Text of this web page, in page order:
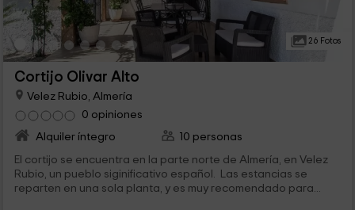
26 Fotos
Cortijo Olivar Alto
Velez Rubio, Almería
0 opiniones
Alquiler íntegro
10 personas
El cortijo se encuentra en la parte norte de Almería, en Velez
Rubio, un pueblo siginificativo español. Las estancias se
reparten en una sola planta, y es muy recomendado para...